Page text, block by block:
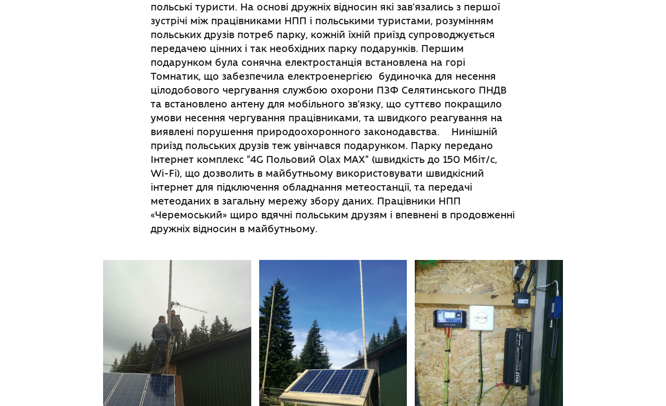
польські туристи. На основі дружніх відносин які зав’язались з першої
зустрічі між працівниками НПП і польськими туристами, розумінням
польських друзів потреб парку, кожній їхній приїзд супроводжується
передачею цінних і так необхідних парку подарунків. Першим
подарунком була сонячна електростанція встановлена на горі
Томнатик, що забезпечила електроенергією будиночка для несення
цілодобового чергування службою охорони ПЗФ Селятинського ПНДВ
та встановлено антену для мобільного зв’язку, що суттєво покращило
умови несення чергування працівниками, та швидкого реагування на
виявлені порушення природоохоронного законодавства. Нинішній
приїзд польських друзів теж увінчався подарунком. Парку передано
Інтернет комплекс "4G Польовий Olax MAX" (швидкість до 150 Мбіт/с,
Wi-Fi), що дозволить в майбутньому використовувати швидкісний
інтернет для підключення обладнання метеостанції, та передачі
метеоданих в загальну мережу збору даних. Працівники НПП
«Черемоський» щиро вдячні польським друзям і впевнені в продовженні
дружніх відносин в майбутньому.